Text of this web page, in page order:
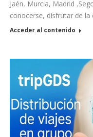
Jaén, Murcia, Madrid
conocerse, disfrutar de
Acceder al contenido